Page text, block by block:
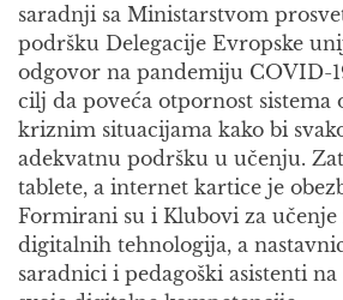
saradnji sa Ministarstvom
podršku Delegacije Evropske
odgovor na pandemiju COVID-
cilj da poveća otpornost sistema
kriznim situacijama kako bi
adekvatnu podršku u učenju.
tablete, a internet kartice je
Formirani su i Klubovi za učenje
digitalnih tehnologija, a
saradnici i pedagoški asistenti